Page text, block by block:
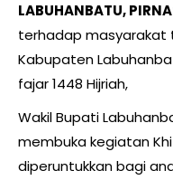
LABUHANBATU,
terhadap masyarakat
Kabupaten
fajar 1448 Hijriah,
Wakil Bupati
membuka kegiatan
diperuntukkan bagi